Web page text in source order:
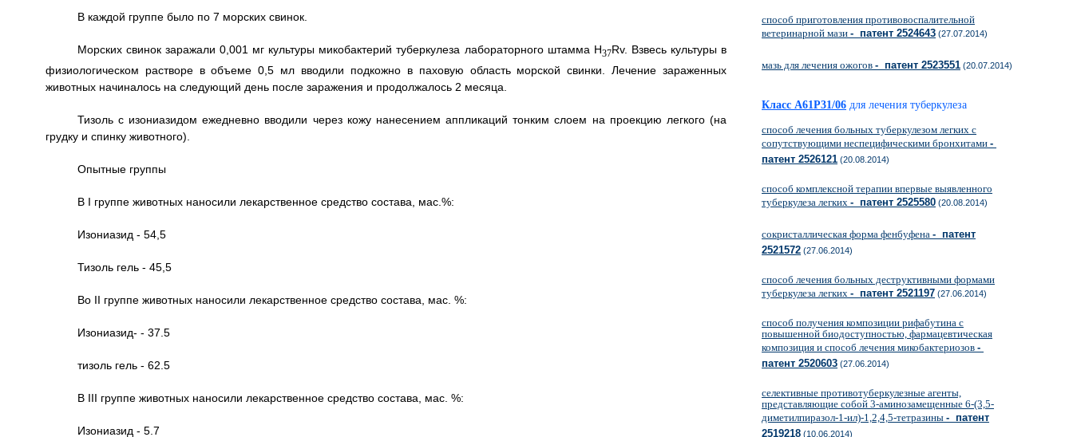
В каждой группе было по 7 морских свинок.
Морских свинок заражали 0,001 мг культуры микобактерий туберкулеза лабораторного штамма H37Rv. Взвесь культуры в
физиологическом растворе в объеме 0,5 мл вводили подкожно в паховую область морской свинки. Лечение зараженных
животных начиналось на следующий день после заражения и продолжалось 2 месяца.
Тизоль с изониазидом ежедневно вводили через кожу нанесением аппликаций тонким слоем на проекцию легкого (на
грудку и спинку животного).
Опытные группы
В I группе животных наносили лекарственное средство состава, мас.%:
Изониазид - 54,5
Тизоль гель - 45,5
Во II группе животных наносили лекарственное средство состава, мас. %:
Изониазид- - 37.5
тизоль гель - 62.5
В III группе животных наносили лекарственное средство состава, мас. %:
Изониазид - 5.7
способ приготовления противовоспалительной
ветеринарной мази - патент 2524643 (27.07.2014)
мазь для лечения ожогов - патент 2523551 (20.07.2014)
Класс A61P31/06 для лечения туберкулеза
способ лечения больных туберкулезом легких с
сопутствующими неспецифическими бронхитами -
патент 2526121 (20.08.2014)
способ комплексной терапии впервые выявленного
туберкулеза легких - патент 2525580 (20.08.2014)
сокристаллическая форма фенбуфена - патент
2521572 (27.06.2014)
способ лечения больных деструктивными формами
туберкулеза легких - патент 2521197 (27.06.2014)
способ получения композиции рифабутина с
повышенной биодоступностью, фармацевтическая
композиция и способ лечения микобактериозов -
патент 2520603 (27.06.2014)
селективные противотуберкулезные агенты,
представляющие собой 3-аминозамещенные 6-(3,5-
диметилпиразол-1-ил)-1,2,4,5-тетразины - патент
2519218 (10.06.2014)